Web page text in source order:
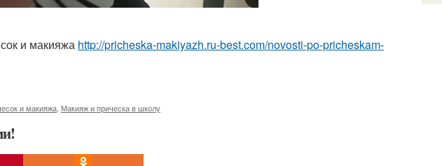
и макияжа http://pricheska-makiyazh.ru-best.com/novosti-po-pricheskam-
и макияжа Макияж и прическа в школу